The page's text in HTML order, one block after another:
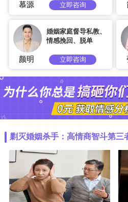
慕源 立即咨询
婚姻家庭督导私教、
情感挽回、脱单
颜明 立即咨询
剿灭婚姻杀手：高情商智斗第三